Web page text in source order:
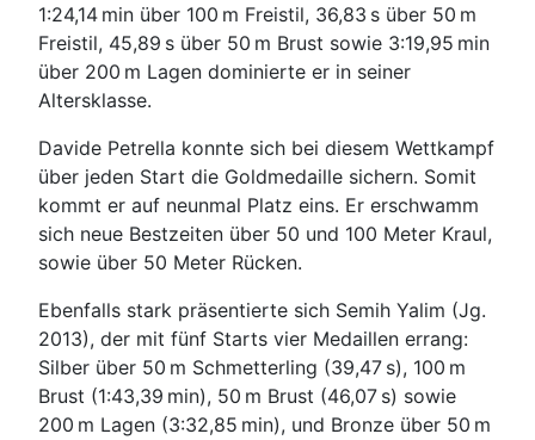
1:24,14 min über 100 m Freistil, 36,83 s über 50 m
Freistil, 45,89 s über 50 m Brust sowie 3:19,95 min
über 200 m Lagen dominierte er in seiner
Altersklasse.
Davide Petrella konnte sich bei diesem Wettkampf
über jeden Start die Goldmedaille sichern. Somit
kommt er auf neunmal Platz eins. Er erschwamm
sich neue Bestzeiten über 50 und 100 Meter Kraul,
sowie über 50 Meter Rücken.
Ebenfalls stark präsentierte sich Semih Yalim (Jg.
2013), der mit fünf Starts vier Medaillen errang:
Silber über 50 m Schmetterling (39,47 s), 100 m
Brust (1:43,39 min), 50 m Brust (46,07 s) sowie
200 m Lagen (3:32,85 min), und Bronze über 50 m